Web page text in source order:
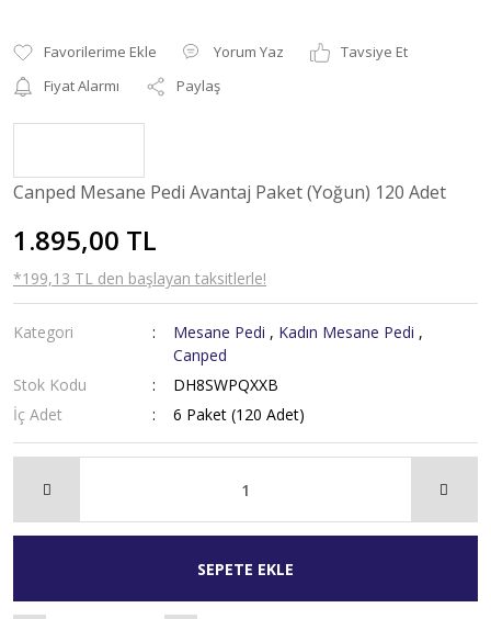
Yorum Yaz
Tavsiye Et
Fiyat Alarmı
Paylaş
Canped Mesane Pedi Avantaj Paket (Yoğun) 120 Adet
1.895,00 TL
*199,13 TL den başlayan taksitlerle!
Kategori Mesane Pedi , Kadın Mesane Pedi ,
Canped
Stok Kodu
DH8SWPQXXB
İç Adet
6 Paket (120 Adet)
SEPETE EKLE